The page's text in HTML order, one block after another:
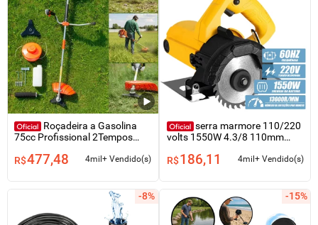
Roçadeira a Gasolina
75cc Profissional 2Tempos
R$477,48 4mil+ Vendido(s)
serra marmore 110/220
volts 1550W 4.3/8 110mm
R$186,11 4mil+ Vendido(s)
-8% -15%